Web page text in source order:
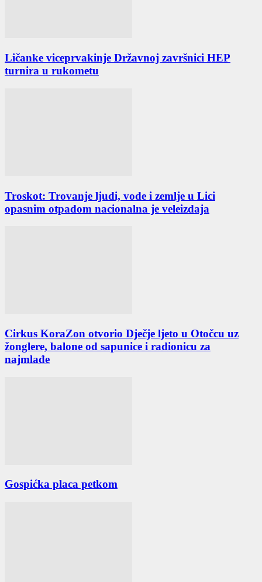
Ličanke viceprvakinje Državnoj završnici HEP
turnira u rukometu
Troskot: Trovanje ljudi, vode i zemlje u Lici
opasnim otpadom nacionalna je veleizdaja
Cirkus KoraZon otvorio Dječje ljeto u Otočcu uz
žonglere, balone od sapunice i radionicu za
najmlađe
Gospićka placa petkom